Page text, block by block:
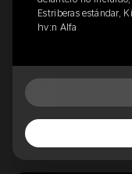
Estriberas estándar,
hv:n Alfa